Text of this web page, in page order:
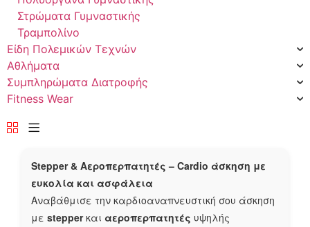
Στρώματα Γυμναστικής
Τραμπολίνο
Είδη Πολεμικών Τεχνών
Αθλήματα
Συμπληρώματα Διατροφής
Fitness Wear
Stepper & Αεροπερπατητές – Cardio άσκηση με
ευκολία και ασφάλεια
Αναβάθμισε την καρδιοαναπνευστική σου άσκηση
μεstepperκαιαεροπερπατητές υψηλής